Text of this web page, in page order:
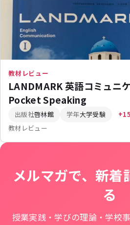
教材レビュー
LANDMARK 英語コミュ
Pocket Speaking
出版社啓林館 学年大学受験 +15
教材レビュー
メルマガで、新着
る
授業実践・学びの理論・学校